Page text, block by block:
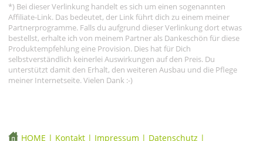
*) Bei dieser Verlinkung handelt es sich um einen sogenannten
Affiliate-Link. Das bedeutet, der Link führt dich zu einem meiner
Partnerprogramme. Falls du aufgrund dieser Verlinkung dort etwas
bestellst, erhalte ich von meinem Partner als Dankeschön für diese
Produktempfehlung eine Provision. Dies hat für Dich
selbstverständlich keinerlei Auswirkungen auf den Preis. Du
unterstützt damit den Erhalt, den weiteren Ausbau und die Pflege
meiner Internetseite. Vielen Dank :-)
HOME | Kontakt | Impressum | Datenschutz |